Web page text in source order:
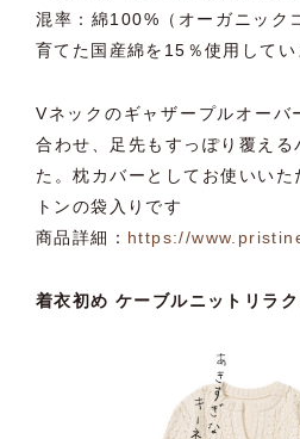
混率：綿100%（オーガニッ
育てた国産綿を15％使用してい
Vネックのギャザープルオーバ
合わせ、 足先もすっぽり覆える
た。枕カバーとしてお使いいた
トンの袋入りです
商品詳細： https://
着衣初め ケーブルニットリラ